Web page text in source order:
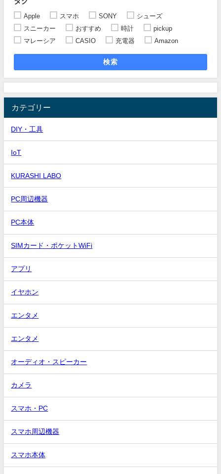
Apple スマホ SONY
シューズ
スニーカー
おすすめ 時計
pickup
マレーシア
CASIO 充電器 Amazon
検索
カテゴリー
DIY・工具
IoT
KURASHI LABO
PC周辺機器
PC本体
SIMカード・ポケットWiFi
アプリ
イヤホン
エンタメ
エンタメ
オーディオ・スピーカー
カメラ
スマホ・PC
スマホ周辺機器
スマホ本体